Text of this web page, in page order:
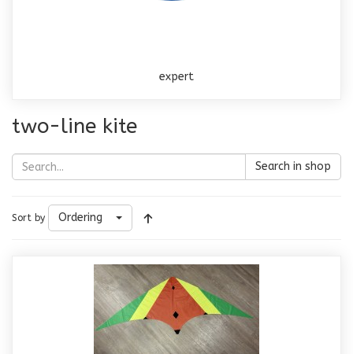
expert
two-line kite
Search in shop
Sort by Ordering